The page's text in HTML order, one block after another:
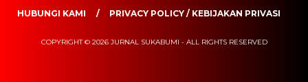
HUBUNGI KAMI
PRIVACY POLICY / KEBIJAKAN PRIVASI
COPYRIGHT © 2026 JURNAL SUKABUMI - ALL RIGHTS RESERVED